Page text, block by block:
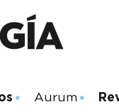
Aurum